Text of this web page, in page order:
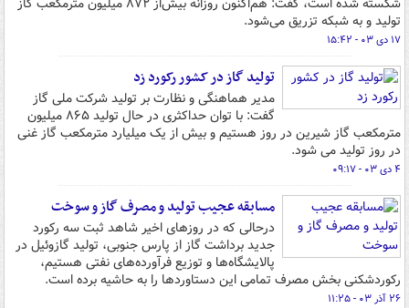
تولید و به شبکه تزریق می‌شود.
۱۷ دی ۰۳ - ۱۵:۴۲
تولید گاز در کشور رکورد زد
مدیر هماهنگی و نظارت بر تولید شرکت ملی گاز
گفت: با توان حداکثری در حال تولید ۸۶۵ میلیون
مترمکعب گاز شیرین در روز هستیم و بیش از یک میلیارد مترمکعب گاز غنی
در روز تولید می شود.
۴ دی ۰۳ - ۰۹:۱۷
مسابقه عجیب تولید و مصرف گاز و سوخت
درحالی که در روزهای اخیر شاهد ثبت سه رکورد
جدید برداشت گاز از پارس جنوبی، تولید گازوئیل در
پالایشگاه‌ها و توزیع فرآورده‌های نفتی هستیم،
رکوردشکنی بخش مصرف تمامی این دستاوردها را به حاشیه برده است.
۲۶ آذر ۰۳ - ۱۱:۲۵